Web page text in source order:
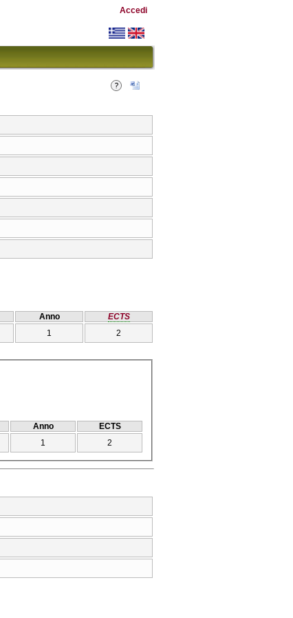
Accedi
Anno
ECTS
1 2
Anno
ECTS
1 2